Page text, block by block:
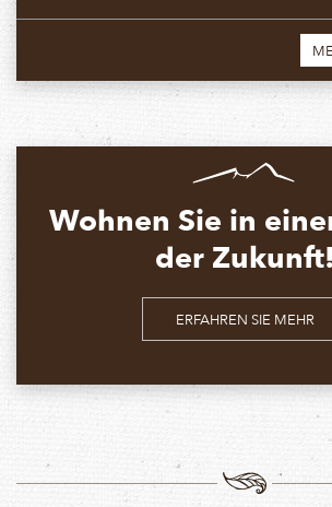
Wohnen Sie in
der Zukunft!
ERFAHREN SIE MEHR